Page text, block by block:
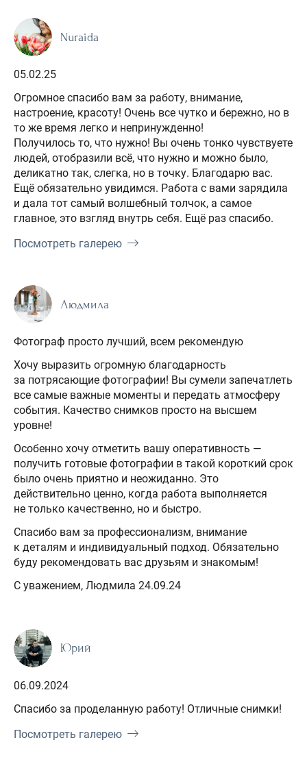
Nuraida
05.02.25
Огромное спасибо вам за работу, внимание,
настроение, красоту! Очень все чутко и бережно, но в
то же время легко и непринужденно!
Получилось то, что нужно! Вы очень тонко чувствуете
людей, отобразили всё, что нужно и можно было,
деликатно так, слегка, но в точку. Благодарю вас.
Ещё обязательно увидимся. Работа с вами зарядила
и дала тот самый волшебный толчок, а самое
главное, это взгляд внутрь себя. Ещё раз спасибо.
Посмотреть галерею
Людмила
Фотограф просто лучший, всем рекомендую
Хочу выразить огромную благодарность
за потрясающие фотографии! Вы сумели запечатлеть
все самые важные моменты и передать атмосферу
события. Качество снимков просто на высшем
уровне!
Особенно хочу отметить вашу оперативность —
получить готовые фотографии в такой короткий срок
было очень приятно и неожиданно. Это
действительно ценно, когда работа выполняется
не только качественно, но и быстро.
Спасибо вам за профессионализм, внимание
к деталям и индивидуальный подход. Обязательно
буду рекомендовать вас друзьям и знакомым!
С уважением, Людмила 24.09.24
Юрий
06.09.2024
Спасибо за проделанную работу! Отличные снимки!
Посмотреть галерею